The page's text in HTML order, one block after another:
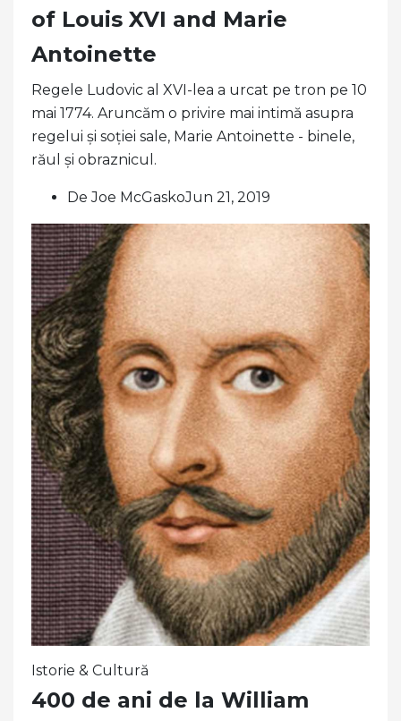
of Louis XVI and Marie
Antoinette
Regele Ludovic al XVI-lea a urcat pe tron ​​pe 10
mai 1774. Aruncăm o privire mai intimă asupra
regelui și soției sale, Marie Antoinette - binele,
răul și obraznicul.
De Joe McGaskoJun 21, 2019
Istorie & Cultură
400 de ani de la William